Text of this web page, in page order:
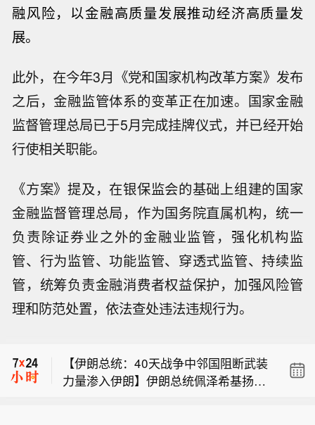
融风险，以金融高质量发展推动经济高质量发
展。
此外，在今年3月《党和国家机构改革方案》发布
之后，金融监管体系的变革正在加速。国家金融
监督管理总局已于5月完成挂牌仪式，并已经开始
行使相关职能。
《方案》提及，在银保监会的基础上组建的国家
金融监督管理总局，作为国务院直属机构，统一
负责除证券业之外的金融业监管，强化机构监
管、行为监管、功能监管、穿透式监管、持续监
管，统筹负责金融消费者权益保护，加强风险管
理和防范处置，依法查处违法违规行为。
【一直升机在巴西里约坠毁 造成至少4
人死亡】当地时间8月8日，一架直升机
道重启取决于美方遵守谅解备忘录。
【伊朗总统：40天战争中邻国阻断武装
力量渗入伊朗】伊朗总统佩泽希基扬表